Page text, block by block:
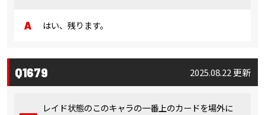
はい、残ります。
Q1679 2025.08.22 更新
レイド状態のこのキャラの一番上のカードを場外に